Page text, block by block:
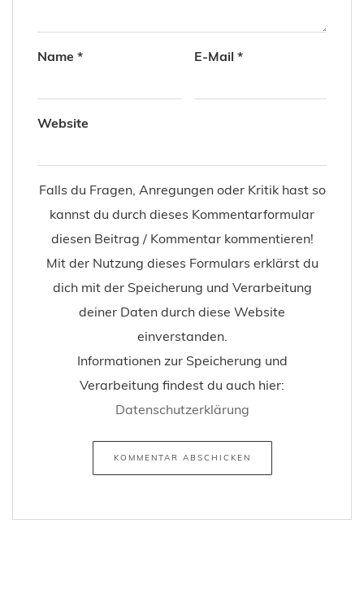
Name * E-Mail *
Website
Falls du Fragen, Anregungen oder Kritik hast so
kannst du durch dieses Kommentarformular
diesen Beitrag / Kommentar kommentieren!
Mit der Nutzung dieses Formulars erklärst du
dich mit der Speicherung und Verarbeitung
deiner Daten durch diese Website
einverstanden.
Informationen zur Speicherung und
Verarbeitung findest du auch hier:
Datenschutzerklärung